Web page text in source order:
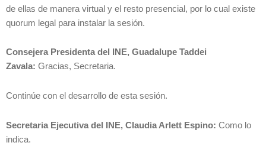
de ellas de manera virtual y el resto presencial, por lo cual existe
quorum legal para instalar la sesión.
Consejera Presidenta del INE, Guadalupe Taddei
Zavala: Gracias, Secretaria.
Continúe con el desarrollo de esta sesión.
Secretaria Ejecutiva del INE, Claudia Arlett Espino: Como lo
indica.